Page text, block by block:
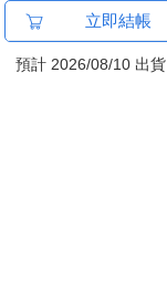
已拆封之個
刀…等）
若非上列種類商
立即結帳
預計 2026/08/10 出貨